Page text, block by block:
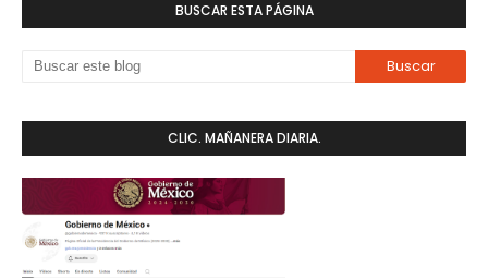
BUSCAR ESTA PÁGINA
CLIC. MAÑANERA DIARIA.